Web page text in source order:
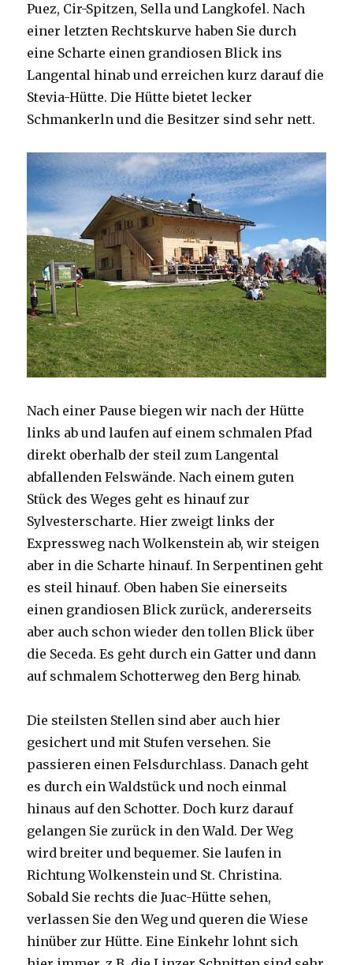
Puez, Cir-Spitzen, Sella und Langkofel. Nach
einer letzten Rechtskurve haben Sie durch
eine Scharte einen grandiosen Blick ins
Langental hinab und erreichen kurz darauf die
Stevia-Hütte. Die Hütte bietet lecker
Schmankerln und die Besitzer sind sehr nett.
Nach einer Pause biegen wir nach der Hütte
links ab und laufen auf einem schmalen Pfad
direkt oberhalb der steil zum Langental
abfallenden Felswände. Nach einem guten
Stück des Weges geht es hinauf zur
Sylvesterscharte. Hier zweigt links der
Expressweg nach Wolkenstein ab, wir steigen
aber in die Scharte hinauf. In Serpentinen geht
es steil hinauf. Oben haben Sie einerseits
einen grandiosen Blick zurück, andererseits
aber auch schon wieder den tollen Blick über
die Seceda. Es geht durch ein Gatter und dann
auf schmalem Schotterweg den Berg hinab.
Die steilsten Stellen sind aber auch hier
gesichert und mit Stufen versehen. Sie
passieren einen Felsdurchlass. Danach geht
es durch ein Waldstück und noch einmal
hinaus auf den Schotter. Doch kurz darauf
gelangen Sie zurück in den Wald. Der Weg
wird breiter und bequemer. Sie laufen in
Richtung Wolkenstein und St. Christina.
Sobald Sie rechts die Juac-Hütte sehen,
verlassen Sie den Weg und queren die Wiese
hinüber zur Hütte. Eine Einkehr lohnt sich